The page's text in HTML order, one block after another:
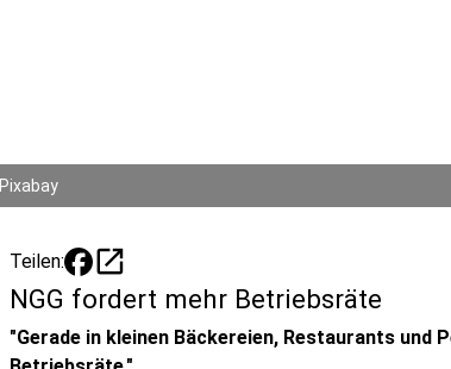
Pixabay
Teilen: open_in_new
NGG fordert mehr Betriebsräte
"Gerade in kleinen Bäckereien, Restaurants und